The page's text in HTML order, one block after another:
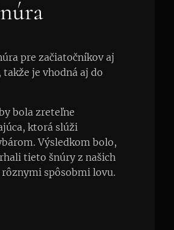
pre začiatočníkov aj
je vhodná aj do
bola zreteľne
ktorá slúži
Výsledkom bolo,
tieto šnúry z našich
spôsobmi lovu.